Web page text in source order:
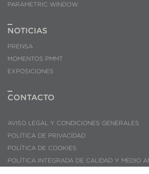
PARAMETRIC WINDOW
NOTICIAS
PRENSA
MOMENTOS PMMT
EXPOSICIONES
CONTACTO
AVISO LEGAL Y CONDICIONES GENERALES
POLÍTICA DE PRIVACIDAD
POLÍTICA DE COOKIES
POLÍTICA INTEGRADA DE CALIDAD Y MEDIO